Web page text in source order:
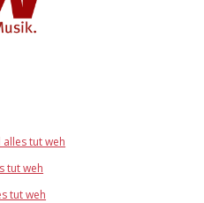
alles tut weh
tut weh
tut weh